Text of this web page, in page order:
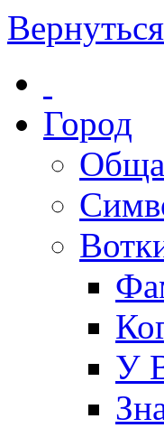
Город
У